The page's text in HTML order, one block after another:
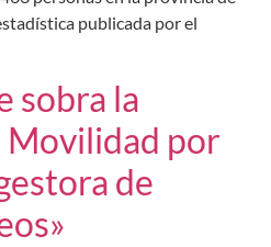
publicada por el
sobra la
Movilidad por
de